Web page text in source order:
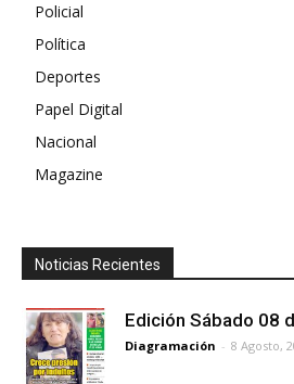
Policial
Política
Deportes
Papel Digital
Nacional
Magazine
Noticias Recientes
Edición Sábado 08
Diagramación - 8 Agosto,